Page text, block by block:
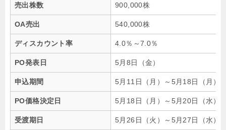
売出株数 900,000株
OA売出 540,000株
ディスカウント率 4.0％～7.0％
PO発表日 5月8日（金）
申込期間 5月11日（月）～5月18日（月）
PO価格決定日 5月18日（月）～5月20日（水）
受渡期日 5月26日（火）～5月27日（水）